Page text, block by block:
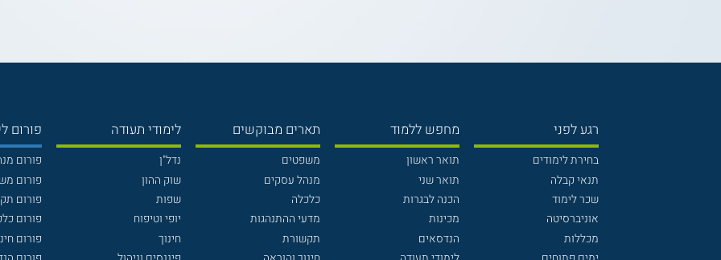
רגע לפני
בחירת לימודים
תנאי קבלה
שכר לימוד
אוניברסיטה
מכללות
מחפש ללמוד
תואר ראשון
תואר שני
הכנה לבגרות
מכינות
הנדסאים
תארים מבוקשים
משפטים
מנהל עסקים
כלכלה
מדעי ההתנהגות
תקשורת
לימודי תעודה
נדל"ן
שוק ההון
שפות
יופי וטיפוח
חינוך
פורום
פורום
פורום
פורום
פורום
פורום